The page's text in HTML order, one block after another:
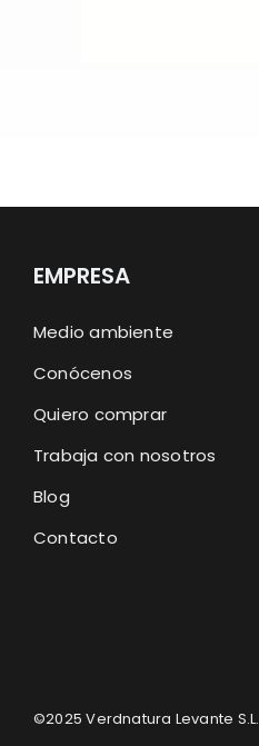
EMPRESA
Medio ambiente
Conócenos
Quiero comprar
Trabaja con nosotros
Blog
Contacto
©2025Verdnatura Levante S.L.